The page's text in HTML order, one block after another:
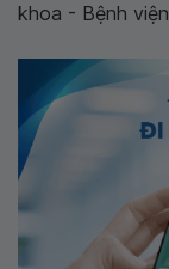
khoa - Bệnh